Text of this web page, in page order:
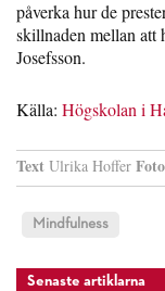
påverka hur de
skillnaden mellan att
Josefsson.
Källa: Högskolan i
Text Ulrika Hoffer Foto
Mindfulness
Senaste artiklarna